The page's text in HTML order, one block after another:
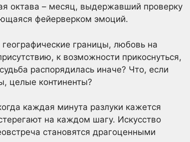
октава – месяц, выдержавший проверку
фейерверком эмоций.
границы, любовь на
к возможности прикоснуться,
распорядилась иначе? Что, если
целые континенты?
каждая минута разлуки кажется
на каждом шагу. Искусство
становятся драгоценными